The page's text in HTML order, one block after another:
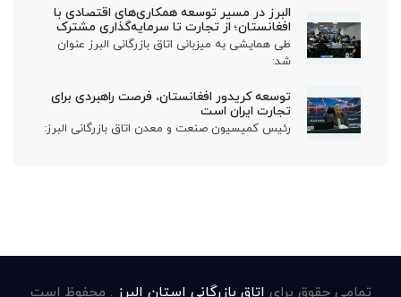
البرز در مسیر توسعه همکاری‌های اقتصادی با
افغانستان؛ از تجارت تا سرمایه‌گذاری مشترک
طی همایشی به میزبانی اتاق بازرگانی البرز عنوان
شد:
توسعه کریدور افغانستان، فرصت راهبردی برای
تجارت ایران است
رئیس کمیسیون صنعت و معدن اتاق بازرگانی البرز:
تمامی حقوق برای اتاق بازرگانی استان البرز . محفوظ است